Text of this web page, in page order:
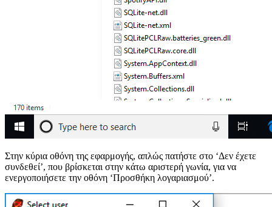
Στην κύρια οθόνη της εφαρμογής, απλώς πατήστε στο ‘Δεν έχετε
συνδεθεί’, που βρίσκεται στην κάτω αριστερή γωνία, για να
ενεργοποιήσετε την οθόνη ‘Προσθήκη λογαριασμού’.